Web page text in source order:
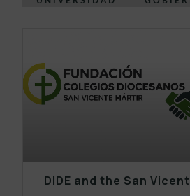
DIDE and the San